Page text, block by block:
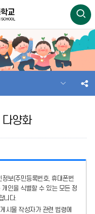
양화
정보(주민등록번호, 휴대폰번
인을 식별할 수 있는 모든 정
니다.
시물 작성자가 관련 법령에